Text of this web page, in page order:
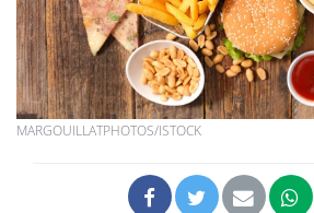
MARGOUILLATPHOTOS/ISTOCK